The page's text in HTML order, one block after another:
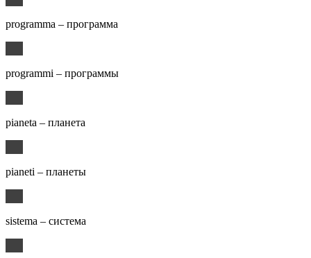
programma – программа
programmi – программы
pianeta – планета
pianeti – планеты
sistema – система